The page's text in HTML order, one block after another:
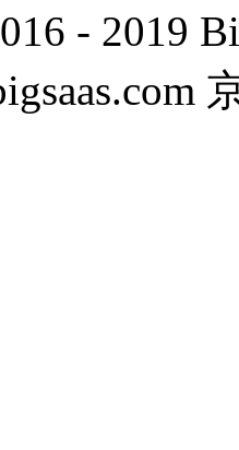
- 2019